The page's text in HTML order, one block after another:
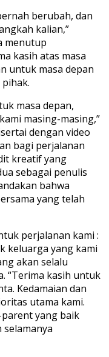
berubah, dan
kalian,”
menutup
kasih atas masa
untuk masa depan
masa depan,
masing-masing,”
dengan video
bagi perjalanan
kreatif yang
sebagai penulis
bahwa
yang telah
perjalanan kami :
keluarga yang kami
akan selalu
“Terima kasih untuk
Kedamaian dan
utama kami.
yang baik